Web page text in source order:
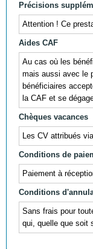
Précisions
Attention ! Ce
Aides CAF
Au cas où les
mais aussi avec le
bénéficiaires
la CAF et se
Chèques vacances
Les CV attribués
Conditions de
Paiement à
Conditions
Sans frais pour
qui, quelle que soit